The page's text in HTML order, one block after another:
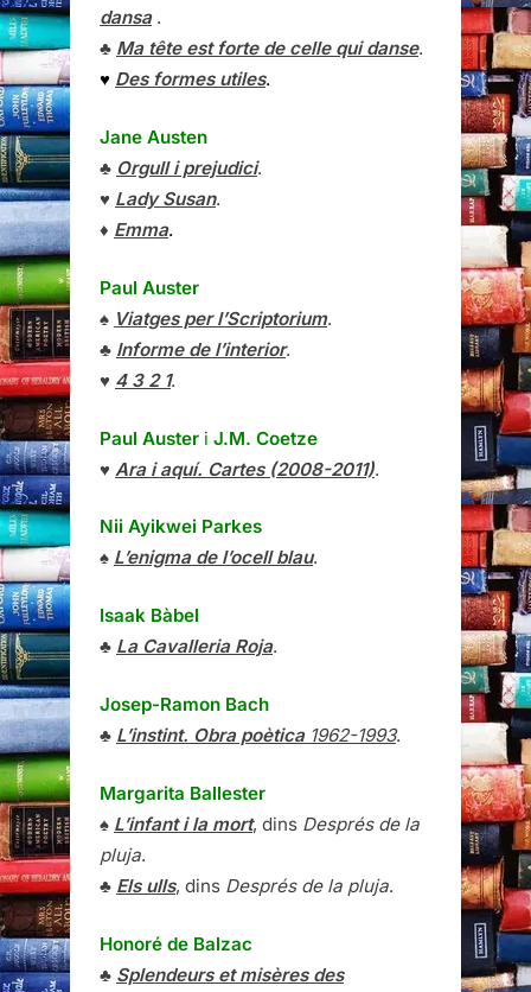
dansa.
♣ Ma tête est forte de celle qui danse.
♥ Des formes utiles.
Jane Austen
♣ Orgull i prejudici.
♥ Lady Susan.
♦ Emma.
Paul Auster
♠ Viatges per l’Scriptorium.
♣ Informe de l’interior.
♥ 4 3 2 1.
Paul Auster i J.M. Coetze
♥ Ara i aquí. Cartes (2008-2011).
Nii Ayikwei Parkes
♠ L’enigma de l’ocell blau.
Isaak Bàbel
♣ La Cavalleria Roja.
Josep-Ramon Bach
♣ L’instint. Obra poètica1962-1993.
Margarita Ballester
♠ L’infant i la mort, dins Després de la
pluja.
♣ Els ulls, dins Després de la pluja.
Honoré de Balzac
♣ Splendeurs et misères des